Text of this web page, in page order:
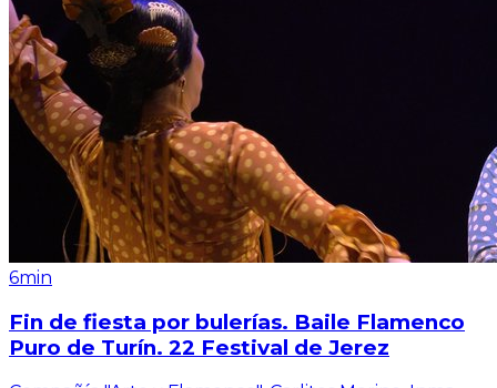
6min
Fin de fiesta por bulerías. Baile Flamenco
Puro de Turín. 22 Festival de Jerez